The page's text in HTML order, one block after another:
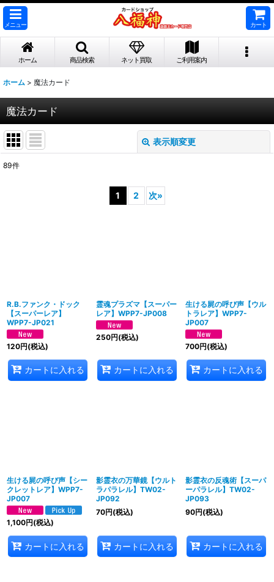
メニュー カート
ホーム 商品検索 ネット買取 ご利用案内
ホーム > 魔法カード
魔法カード
表示順変更
89件
1 2 次»
R.B.ファンク・ドック
【スーパーレア】
WPP7-JP021
120円(税込)
カートに入れる
霊魂プラズマ【スーパー
レア】WPP7-JP008
250円(税込)
カートに入れる
生ける屍の呼び声【ウル
トラレア】WPP7-
JP007
700円(税込)
カートに入れる
生ける屍の呼び声【シー
クレットレア】WPP7-
JP007
1,100円(税込)
カートに入れる
影霊衣の万華鏡【ウルト
ラパラレル】TW02-
JP092
70円(税込)
カートに入れる
影霊衣の反魂術【スーパ
ーパラレル】TW02-
JP093
90円(税込)
カートに入れる